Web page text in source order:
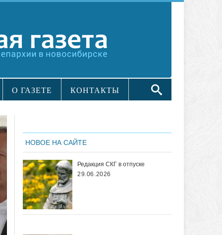
О ГАЗЕТЕ КОНТАКТЫ
НОВОЕ НА САЙТЕ
Редакция СКГ в отпуске
29.06.2026